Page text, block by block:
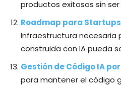
productos exitosos sin
Roadmap para
Infraestructura necesaria
construida con IA pueda
Gestión de Código IA
para mantener el código